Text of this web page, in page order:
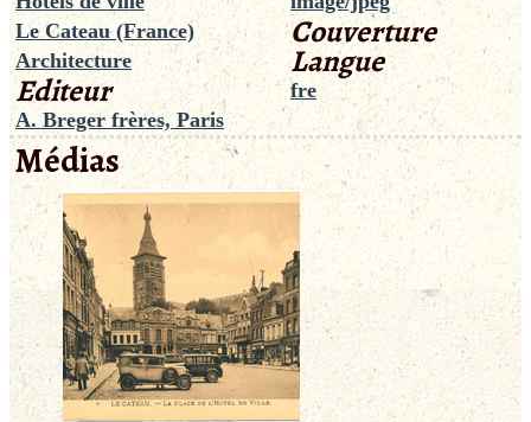
Le Cateau (France)
Architecture
Editeur
A. Breger frères, Paris
Couverture
Langue
fre
Médias